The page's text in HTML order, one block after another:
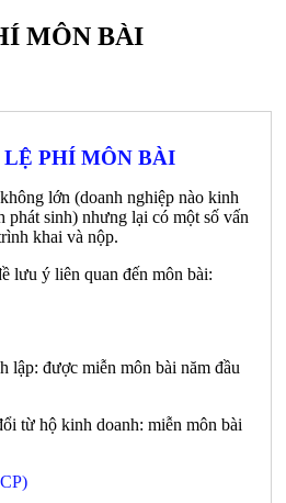
MÔN BÀI
PHÍ MÔN BÀI
lớn (doanh nghiệp nào kinh
phát sinh) nhưng lại có một số vấn
khai và nộp.
lưu ý liên quan đến môn bài:
lập: được miễn môn bài năm đầu
từ hộ kinh doanh: miễn môn bài